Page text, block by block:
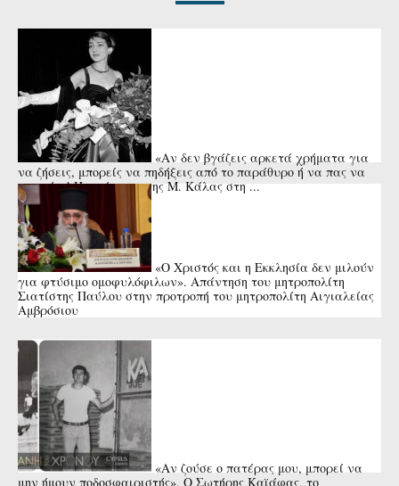
«Αν δεν βγάζεις αρκετά χρήματα για
να ζήσεις, μπορείς να πηδήξεις από το παράθυρο ή να πας να
πνιγείς»! Η απάντηση της Μ. Κάλας στη ...
«Ο Χριστός και η Εκκλησία δεν μιλούν
για φτύσιμο ομοφυλόφιλων». Απάντηση του μητροπολίτη
Σιατίστης Παύλου στην προτροπή του μητροπολίτη Αιγιαλείας
Αμβρόσιου
«Αν ζούσε ο πατέρας μου, μπορεί να
μην ήμουν ποδοσφαιριστής». Ο Σωτήρης Καϊάφας, το